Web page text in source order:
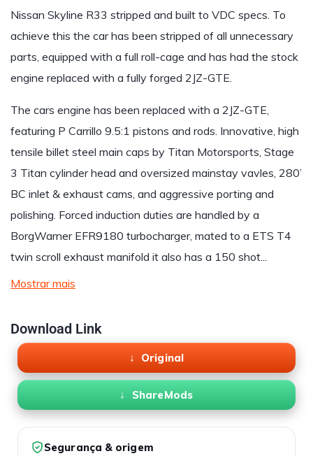
Nissan Skyline R33 stripped and built to VDC specs. To
achieve this the car has been stripped of all unnecessary
parts, equipped with a full roll-cage and has had the stock
engine replaced with a fully forged 2JZ-GTE.
The cars engine has been replaced with a 2JZ-GTE,
featuring P Carrillo 9.5:1 pistons and rods. Innovative, high
tensile billet steel main caps by Titan Motorsports, Stage
3 Titan cylinder head and oversized mainstay vavles, 280’
BC inlet & exhaust cams, and aggressive porting and
polishing. Forced induction duties are handled by a
BorgWarner EFR9180 turbocharger, mated to a ETS T4
twin scroll exhaust manifold it also has a 150 shot...
Mostrar mais
Download Link
Original
ShareMods
Segurança & origem